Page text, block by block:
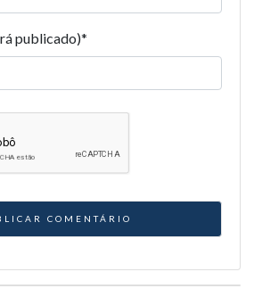
publicado)*